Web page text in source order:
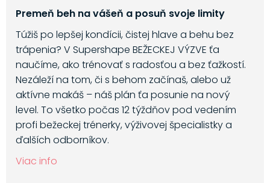
Premeň beh na vášeň a posuň svoje limity
Túžiš po lepšej kondícii, čistej hlave a behu bez
trápenia? V Supershape BEŽECKEJ VÝZVE ťa
naučíme, ako trénovať s radosťou a bez ťažkostí.
Nezáleží na tom, či s behom začínaš, alebo už
aktívne makáš – náš plán ťa posunie na nový
level. To všetko počas 12 týždňov pod vedením
profi bežeckej trénerky, výživovej špecialistky a
ďalších odborníkov.
Viac info